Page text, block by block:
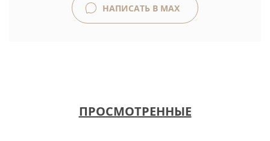
НАПИСАТЬ В MAX
ПРОСМОТРЕННЫЕ